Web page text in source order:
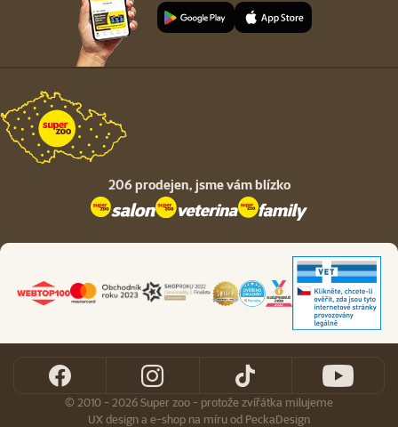
206 prodejen, jsme vám blízko
© 2010 - 2026 Super zoo - protože zvířátka milujeme
UX designa e-shop na míruod PeckaDesign